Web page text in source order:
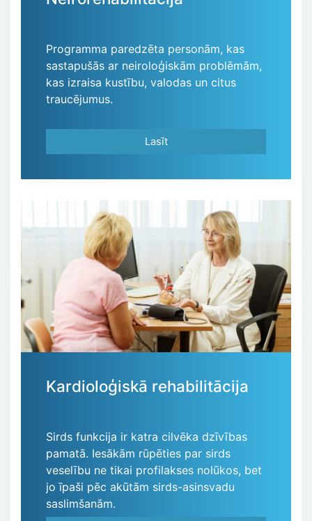
Programma paredzēta personām, kas
sastapušās ar neiroloģiskām problēmām,
kas izraisa kustību, valodas un citus
traucējumus.
Lasīt
Kardioloģiskā rehabilitācija
Sirds funkcija ir katra cilvēka dzīvības
pamatā. Iesākām rūpēties par sirds
veselību ne tikai profilakses nolūkos, bet
jo īpaši pēc akūtām sirds-asinsvadu
saslimšanām.